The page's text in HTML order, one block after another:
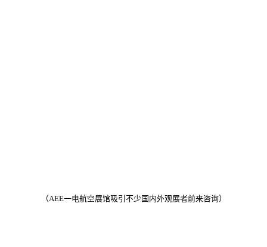
（AEE一电航空展馆吸引不少国内外观展者前来咨询）